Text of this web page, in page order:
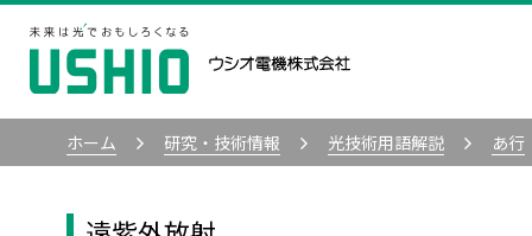
ホーム 研究・技術情報 光技術用語解説 あ行